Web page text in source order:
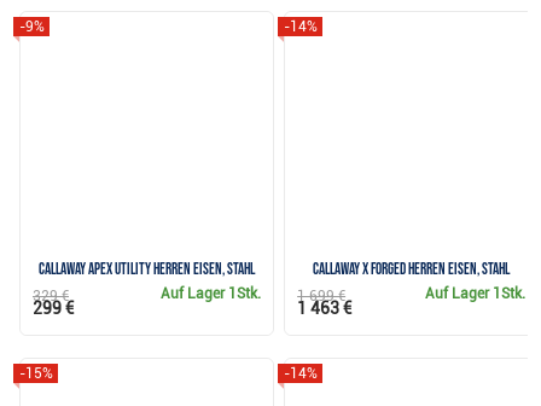
Callaway Apex Utility Herren Eisen, Stahl
-9%
Auf Lager 1Stk.
329 €
299 €
Callaway X Forged Herren Eisen, Stahl
-14%
Auf Lager 1Stk.
1 699 €
1 463 €
-15% -14%